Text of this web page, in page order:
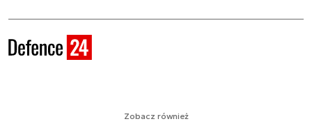
Zobacz również